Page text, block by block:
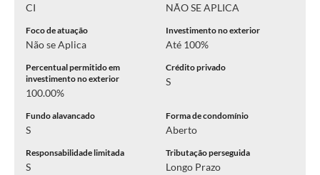
CI NÃO SE APLICA
Foco de atuação
Não se Aplica
Investimento no exterior
Até 100%
Percentual permitido em
investimento no exterior
100.00%
Crédito privado
S
Fundo alavancado
S
Forma de condomínio
Aberto
Responsabilidade limitada
S
Tributação perseguida
Longo Prazo